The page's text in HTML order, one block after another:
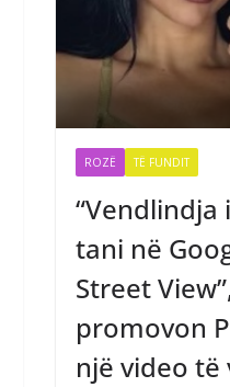
ROZË TË FUNDIT
“Vendlindja
tani në
Street
promovon
një video të